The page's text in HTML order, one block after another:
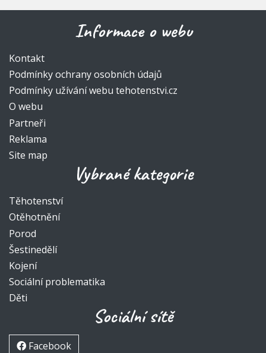
Informace o webu
Kontakt
Podmínky ochrany osobních údajů
Podmínky užívání webu tehotenstvi.cz
O webu
Partneři
Reklama
Site map
Vybrané kategorie
Těhotenství
Otěhotnění
Porod
Šestinedělí
Kojení
Sociální problematika
Děti
Sociální sítě
Facebook